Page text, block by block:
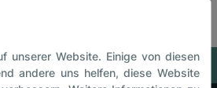
unserer Website. Einige von diesen
andere uns helfen, diese Website